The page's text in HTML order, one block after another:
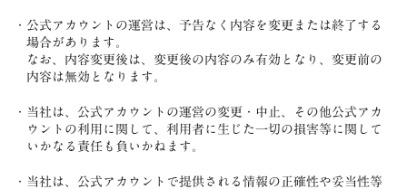
公式アカウントの運営は、予告なく内容を変更または終了する
場合があります。
なお、内容変更後は、変更後の内容のみ有効となり、変更前の
内容は無効となります。
当社は、公式アカウントの運営の変更・中止、その他公式アカ
ウントの利用に関して、利用者に生じた一切の損害等に関して
いかなる責任も負いかねます。
当社は、公式アカウントで提供される情報の正確性や妥当性等